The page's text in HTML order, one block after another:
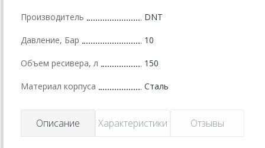
Производитель DNT
Давление, Бар 10
Объем ресивера, л 150
Материал корпуса Сталь
Описание Характеристики Отзывы